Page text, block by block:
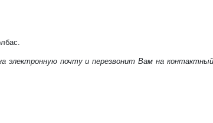
электронную почту и перезвонит Вам на